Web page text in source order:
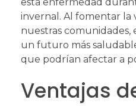
invernal. Al fomentar la
nuestras comunidades,
un futuro más
que podrían afectar a
Ventajas